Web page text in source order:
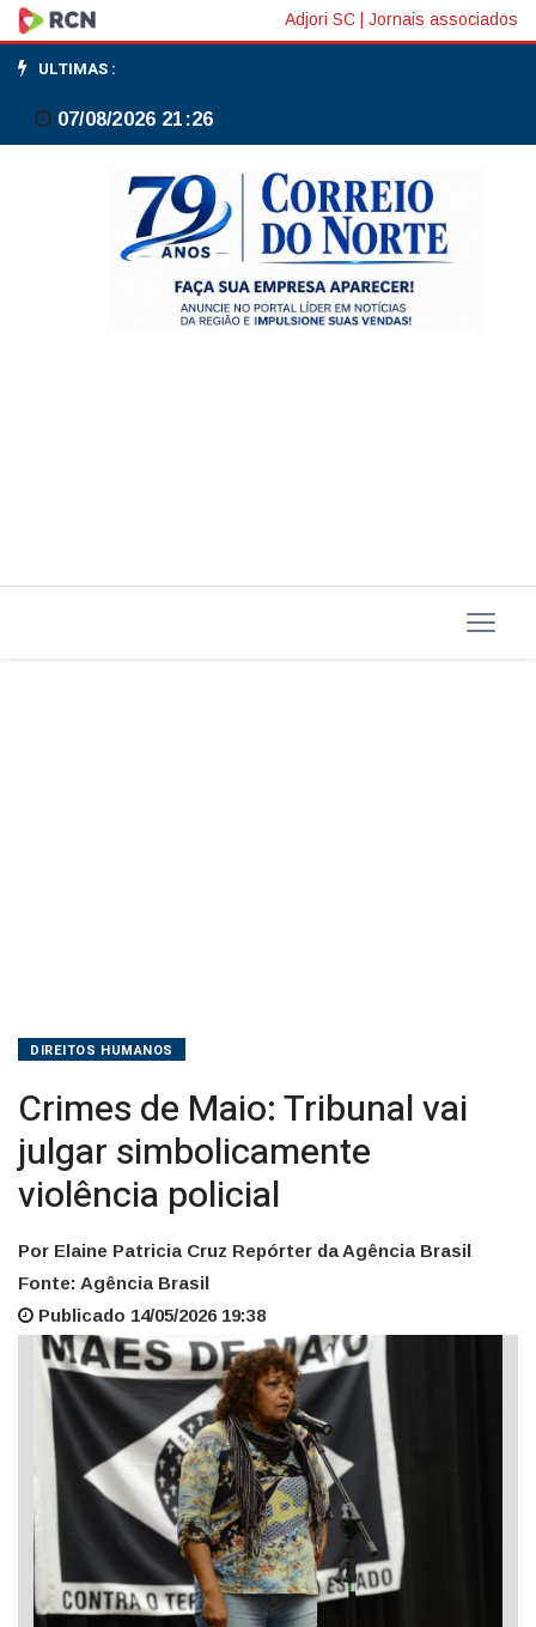
Crimes
de
Maio:
Tribunal
simbolicamente
Adjori SC Jornais associados
ULTIMAS :
07/08/2026 21:26
DIREITOS HUMANOS
Crimes de Maio: Tribunal vai
julgar simbolicamente
violência policial
Por Elaine Patricia Cruz Repórter da Agência Brasil
Fonte: Agência Brasil
Publicado 14/05/2026 19:38